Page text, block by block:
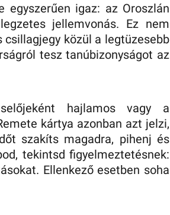
egyszerűen igaz: az Oroszlán
jellemvonás. Ez nem
csillagjegy közül a legtüzesebb
tesz tanúbizonyságot az
hajlamos vagy a
kártya azonban azt jelzi,
szakíts magadra, pihenj és
tekintsd figyelmeztetésnek:
Ellenkező esetben soha